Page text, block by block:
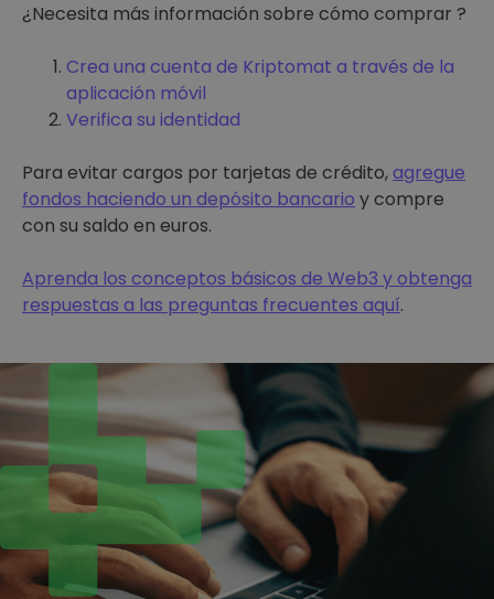
¿Necesita más información sobre cómo comprar ?
Crea una cuenta de Kriptomat a través de la
aplicación móvil
Verifica su identidad
Para evitar cargos por tarjetas de crédito,agregue
fondos haciendo un depósito bancario y compre
con su saldo en euros.
Aprenda los conceptos básicos de Web3 y obtenga
respuestas a las preguntas frecuentes aquí.